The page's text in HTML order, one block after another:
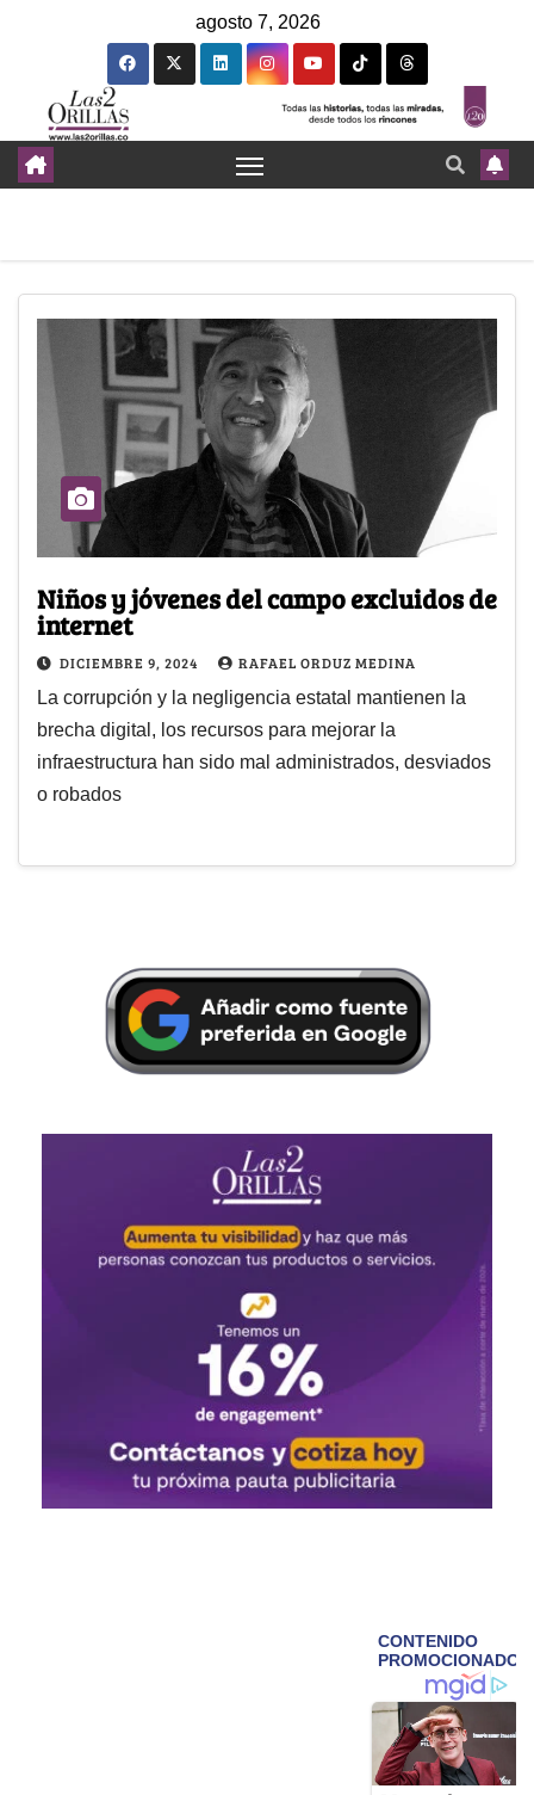
agosto 7, 2026
Niños y jóvenes del campo excluidos de
internet
DICIEMBRE 9, 2024 RAFAEL ORDUZ MEDINA
La corrupción y la negligencia estatal mantienen la
brecha digital, los recursos para mejorar la
infraestructura han sido mal administrados, desviados
o robados